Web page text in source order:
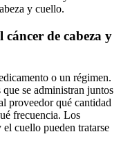
y cuello.
de cabeza y
o un régimen.
se administran juntos
proveedor qué cantidad
frecuencia. Los
el cuello pueden tratarse